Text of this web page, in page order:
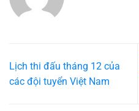
Lịch thi đấu tháng 12 của
các đội tuyển Việt Nam